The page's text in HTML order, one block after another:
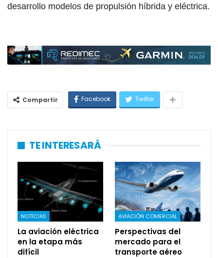
desarrollo modelos de propulsión híbrida y eléctrica.
Compartir Facebook Twitter
TE INTERESARÁ
NOTICIAS
La aviación eléctrica
en la etapa más
difícil
AVIACIÓN COMERCIAL
Perspectivas del
mercado para el
transporte aéreo